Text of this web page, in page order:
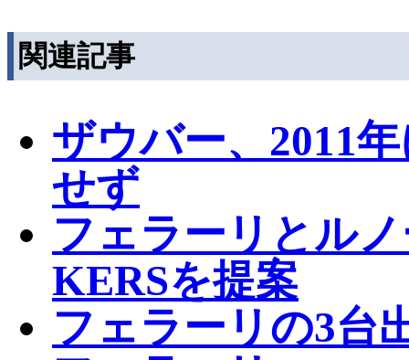
関連記事
ザウバー、2011
せず
フェラーリとル
KERSを提案
フェラーリの3台